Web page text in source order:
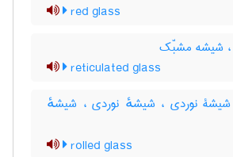
red glass
شیشه مشبّک
reticulated glass
نوردی ، شیشهٔ نوردی ، شیشهٔ
rolled glass